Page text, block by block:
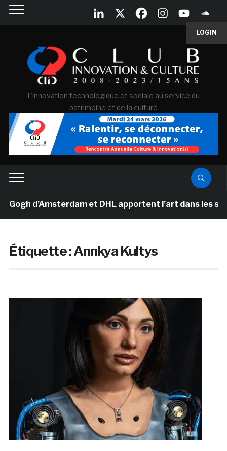
LOGIN
L'innovation technologique et sociale au service du
patrimoine et de la culture
d’Amsterdam et DHL apportent l’art dans les
Étiquette :Annkya Kultys